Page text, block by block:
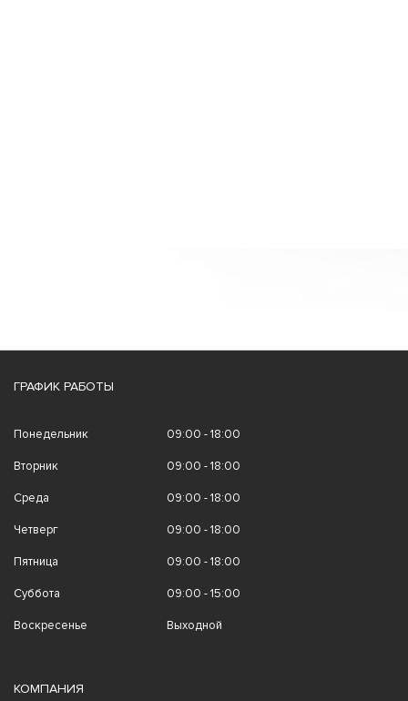
ГРАФИК РАБОТЫ
Понедельник 09:00 - 18:00
Вторник 09:00 - 18:00
Среда 09:00 - 18:00
Четверг 09:00 - 18:00
Пятница 09:00 - 18:00
Суббота 09:00 - 15:00
Воскресенье Выходной
КОМПАНИЯ